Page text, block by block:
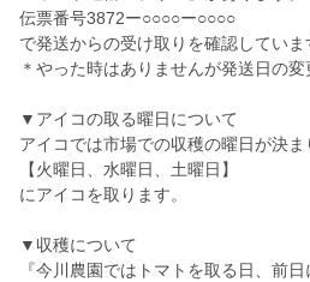
伝票番号3872ー○○○○ー○○○○
で発送からの受け取りを確認していま
＊やった時はありませんが発送日の変
▼アイコの取る曜日について
アイコでは市場での収穫の曜日が決ま
【火曜日、水曜日、土曜日】
にアイコを取ります。
▼収穫について
『今川農園ではトマトを取る日、前